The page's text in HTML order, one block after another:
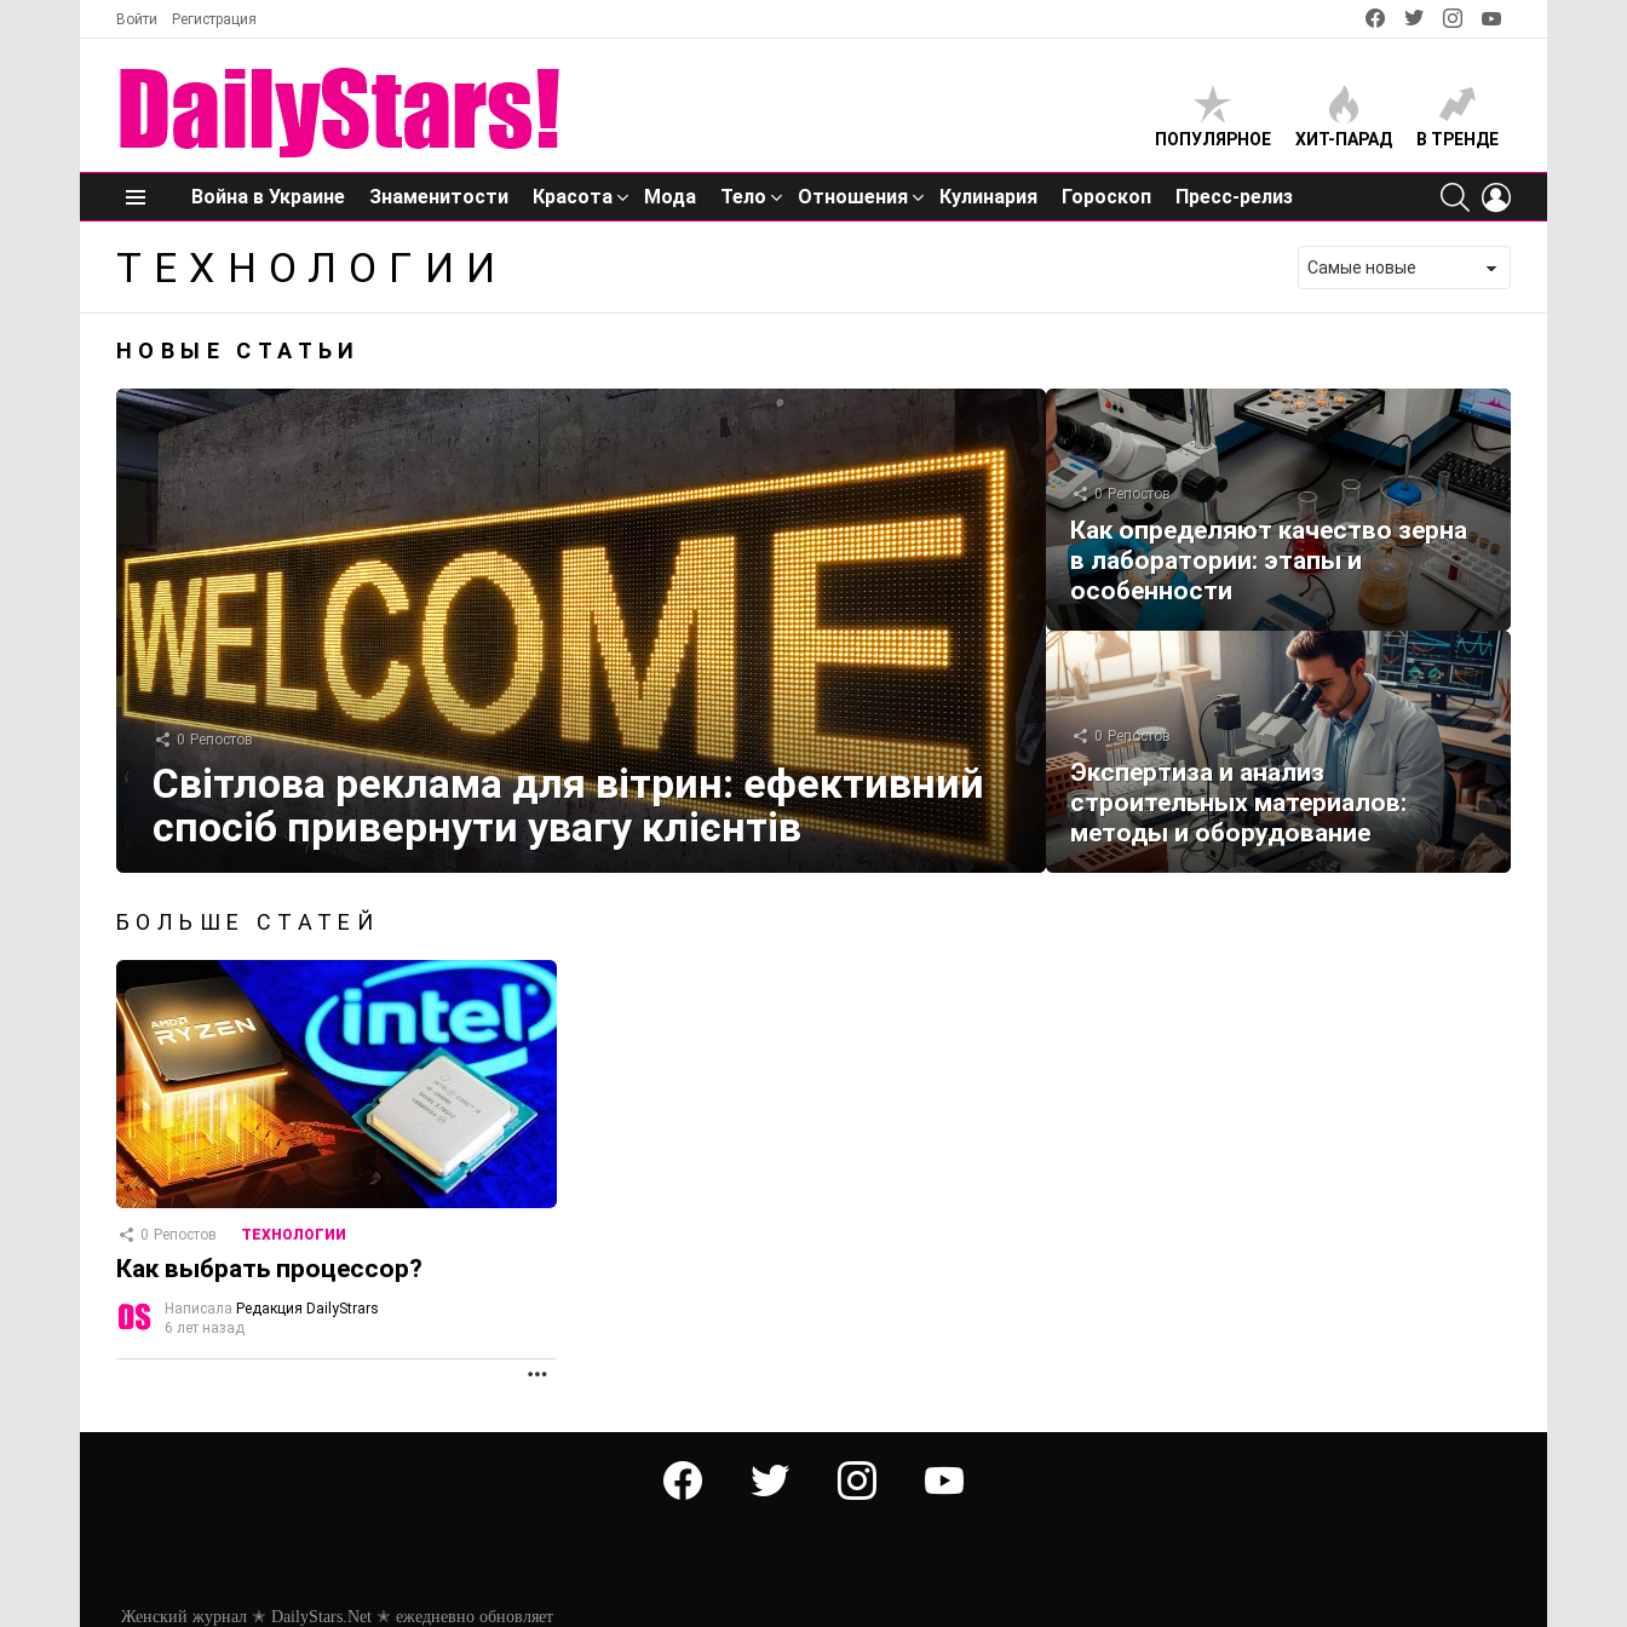
Войти Регистрация
facebooktwitterinstagram
ПОПУЛЯРНОЕ ХИТ-ПАРАД В ТРЕНДЕ
Меню
Война в Украине Знаменитости Красота Мода Тело Отношения Кулинария Гороскоп Пресс-релиз
SEARCH
ТЕХНОЛОГИИ
НОВЫЕ СТАТЬИ
0 Репостов
Світлова реклама для вітрин: ефективний
спосіб привернути увагу клієнтів
0 Репостов
Как определяют качество зерна
в лаборатории: этапы и
особенности
0 Репостов
Экспертиза и анализ
строительных материалов:
методы и оборудование
БОЛЬШЕ СТАТЕЙ
0 Репостов ТЕХНОЛОГИИ
Как выбрать процессор?
Написала Редакция DailyStrars
6 лет назад
facebook twitter instagram youtube
Женский журнал ✭ DailyStars.Net ✭ ежедневно обновляет